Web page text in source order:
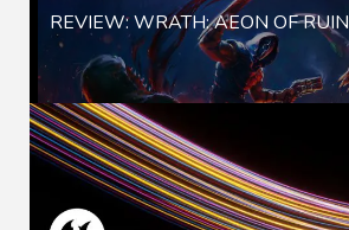
REVIEW: WRATH: AEON OF RUIN